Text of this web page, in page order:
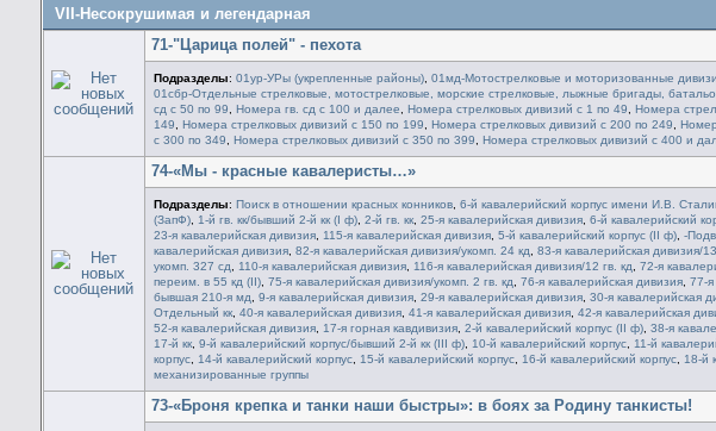
VII-Несокрушимая и легендарная
71-"Царица полей" - пехота
Подразделы: 01ур-УРы (укрепленные районы), 01мд-Мотострелковые и моторизованные
01сбр-Отдельные стрелковые, мотострелковые, морские стрелковые, лыжные бригады,
сд с 50 по 99
Номера гв. сд с 100 и далее Номера стрелковых дивизий с 1 по 49 Номера
149
Номера стрелковых дивизий с 150 по 199 Номера стрелковых дивизий с 200 по 249
с 300 по 349
Номера стрелковых дивизий с 350 по 399 Номера стрелковых дивизий с 400 и
74-«Мы - красные кавалеристы…»
Подразделы: Поиск в отношении красных конников, 6-й кавалерийский корпус имени И.В.
(ЗапФ), 1-й гв. кк/бывший 2-й кк (I ф), 2-й гв. кк, 25-я кавалерийская дивизия, 6-й кавалерийский
23-я кавалерийская дивизия, 115-я кавалерийская дивизия, 5-й кавалерийский корпус (II ф), -
кавалерийская дивизия, 82-я кавалерийская дивизия/укомп. 24 кд 83-я кавалерийская дивизия/13
укомп. 327 сд
110-я кавалерийская дивизия, 116-я кавалерийская дивизия/12 гв. кд 72-я
переим. в 55 кд (II), 75-я кавалерийская дивизия/укомп. 2 гв. кд 76-я кавалерийская дивизия, 77-я
бывшая 210-я мд
9-я кавалерийская дивизия, 29-я кавалерийская дивизия, 30-я кавалерийская
Отдельный кк, 40-я кавалерийская дивизия, 41-я кавалерийская дивизия, 42-я кавалерийская
52-я кавалерийская дивизия, 17-я горная кавдивизия, 2-й кавалерийский корпус (II ф), 38-я
17-й кк, 9-й кавалерийский корпус/бывший 2-й кк (III ф), 10-й кавалерийский корпус, 11-й
корпус, 14-й кавалерийский корпус, 15-й кавалерийский корпус, 16-й кавалерийский корпус, 18-й
механизированные группы
73-«Броня крепка и танки наши быстры»: в боях за Родину танкисты!